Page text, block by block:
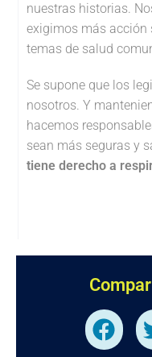
nuestras historias.
exigimos más acción
temas de salud
Se supone que los
nosotros. Y
hacemos
sean más seguras y
tiene derecho a